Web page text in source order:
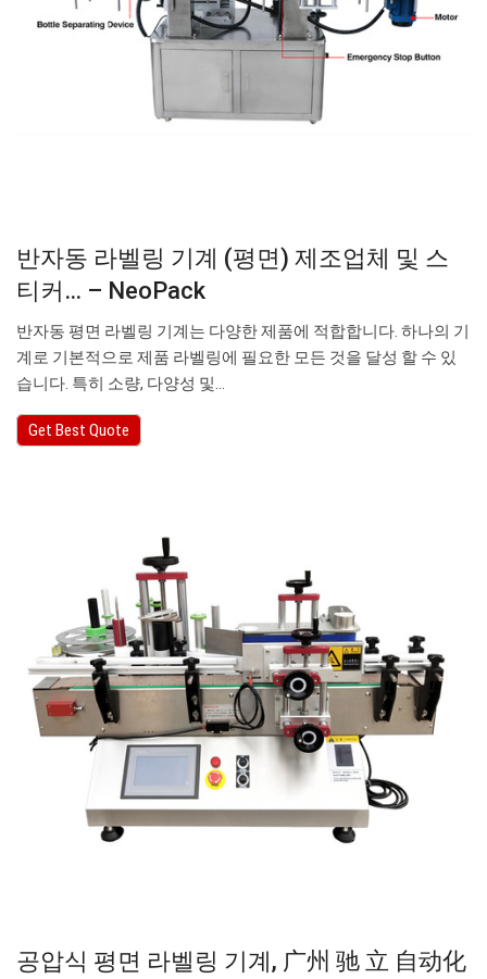
반자동 라벨링 기계 (평면) 제조업체 및 스
티커… – NeoPack
반자동 평면 라벨링 기계는 다양한 제품에 적합합니다. 하나의 기
계로 기본적으로 제품 라벨링에 필요한 모든 것을 달성 할 수 있
습니다. 특히 소량, 다양성 및…
Get Best Quote
공압식 평면 라벨링 기계, 广州 驰 立 自动化